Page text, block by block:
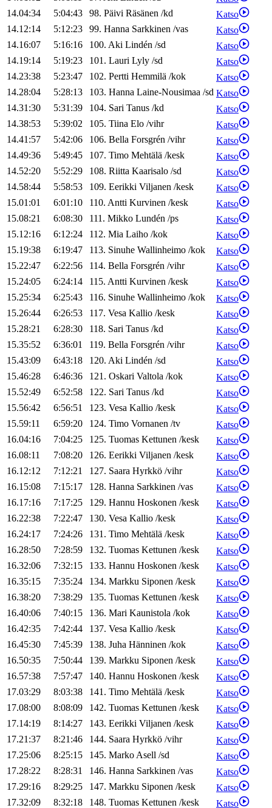
14.04:34
5:04:43 98. Päivi Räsänen /kd
Katso
14.12:14
5:12:23 99. Hanna Sarkkinen /vas
Katso
14.16:07
5:16:16 100. Aki Lindén /sd
Katso
14.19:14
5:19:23 101. Lauri Lyly /sd
Katso
14.23:38
5:23:47 102. Pertti Hemmilä /kok
Katso
14.28:04
5:28:13 103. Hanna Laine-Nousimaa /sd Katso
14.31:30
5:31:39 104. Sari Tanus /kd
Katso
14.38:53
5:39:02 105. Tiina Elo /vihr
Katso
14.41:57
5:42:06 106. Bella Forsgrén /vihr
Katso
14.49:36
5:49:45 107. Timo Mehtälä /kesk
Katso
14.52:20
5:52:29 108. Riitta Kaarisalo /sd
Katso
14.58:44
5:58:53 109. Eerikki Viljanen /kesk
Katso
15.01:01
6:01:10 110. Antti Kurvinen /kesk
Katso
15.08:21
6:08:30 111. Mikko Lundén /ps
Katso
15.12:16
6:12:24 112. Mia Laiho /kok
Katso
15.19:38
6:19:47 113. Sinuhe Wallinheimo /kok
Katso
15.22:47
6:22:56 114. Bella Forsgrén /vihr
Katso
15.24:05
6:24:14 115. Antti Kurvinen /kesk
Katso
15.25:34
6:25:43 116. Sinuhe Wallinheimo /kok
Katso
15.26:44
6:26:53 117. Vesa Kallio /kesk
Katso
15.28:21
6:28:30 118. Sari Tanus /kd
Katso
15.35:52
6:36:01 119. Bella Forsgrén /vihr
Katso
15.43:09
6:43:18 120. Aki Lindén /sd
Katso
15.46:28
6:46:36 121. Oskari Valtola /kok
Katso
15.52:49
6:52:58 122. Sari Tanus /kd
Katso
15.56:42
6:56:51 123. Vesa Kallio /kesk
Katso
15.59:11
6:59:20 124. Timo Vornanen /tv
Katso
16.04:16
7:04:25 125. Tuomas Kettunen /kesk
Katso
16.08:11
7:08:20 126. Eerikki Viljanen /kesk
Katso
16.12:12
7:12:21 127. Saara Hyrkkö /vihr
Katso
16.15:08
7:15:17 128. Hanna Sarkkinen /vas
Katso
16.17:16
7:17:25 129. Hannu Hoskonen /kesk
Katso
16.22:38
7:22:47 130. Vesa Kallio /kesk
Katso
16.24:17
7:24:26 131. Timo Mehtälä /kesk
Katso
16.28:50
7:28:59 132. Tuomas Kettunen /kesk
Katso
16.32:06
7:32:15 133. Hannu Hoskonen /kesk
Katso
16.35:15
7:35:24 134. Markku Siponen /kesk
Katso
16.38:20
7:38:29 135. Tuomas Kettunen /kesk
Katso
16.40:06
7:40:15 136. Mari Kaunistola /kok
Katso
16.42:35
7:42:44 137. Vesa Kallio /kesk
Katso
16.45:30
7:45:39 138. Juha Hänninen /kok
Katso
16.50:35
7:50:44 139. Markku Siponen /kesk
Katso
16.57:38
7:57:47 140. Hannu Hoskonen /kesk
Katso
17.03:29
8:03:38 141. Timo Mehtälä /kesk
Katso
17.08:00
8:08:09 142. Tuomas Kettunen /kesk
Katso
17.14:19
8:14:27 143. Eerikki Viljanen /kesk
Katso
17.21:37
8:21:46 144. Saara Hyrkkö /vihr
Katso
17.25:06
8:25:15 145. MarkoAsell /sd
Katso
17.28:22
8:28:31 146. Hanna Sarkkinen /vas
Katso
17.29:16
8:29:25 147. Markku Siponen /kesk
Katso
17.32:09
8:32:18 148. Tuomas Kettunen /kesk
Katso